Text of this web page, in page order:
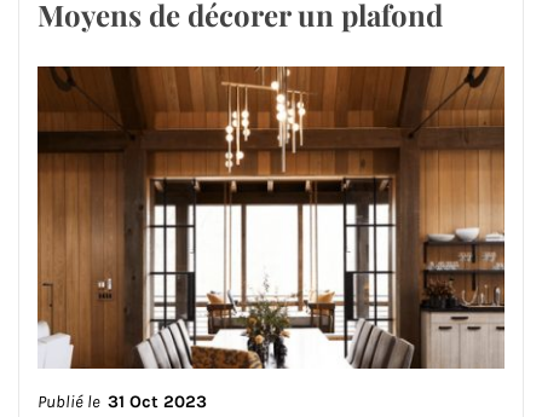
Moyens de décorer un plafond
Publié le 31 Oct 2023